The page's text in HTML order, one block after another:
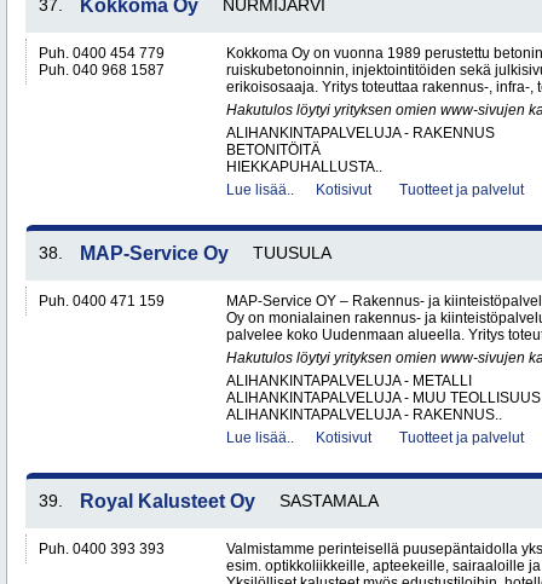
37. Kokkoma Oy NURMIJÄRVI
Puh. 0400 454 779
Puh. 040 968 1587
Kokkoma Oy on vuonna 1989 perustettu
ruiskubetonoinnin, injektointitöiden sekä
erikoisosaaja. Yritys toteuttaa rakennus-, infra-,
Hakutulos löytyi yrityksen omien www-sivujen
ALIHANKINTAPALVELUJA - RAKENNUS
BETONITÖITÄ
HIEKKAPUHALLUSTA..
Lue lisää..
Kotisivut Tuotteet ja palvelut
38. MAP-Service Oy TUUSULA
Puh. 0400 471 159
MAP-Service OY – Rakennus- ja
Oy on monialainen rakennus- ja
palvelee koko Uudenmaan alueella. Yritys
Hakutulos löytyi yrityksen omien www-sivujen
ALIHANKINTAPALVELUJA - METALLI
ALIHANKINTAPALVELUJA - MUU TEOLLISUUS
ALIHANKINTAPALVELUJA - RAKENNUS..
Lue lisää..
Kotisivut Tuotteet ja palvelut
39. Royal Kalusteet Oy SASTAMALA
Puh. 0400 393 393
Valmistamme perinteisellä puusepäntaidolla
esim. optikkoliikkeille, apteekeille, sairaaloille